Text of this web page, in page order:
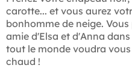
carotte... et vous aurez
bonhomme de neige.
amie d'Elsa et d'Anna dans
tout le monde voudra
chaud !